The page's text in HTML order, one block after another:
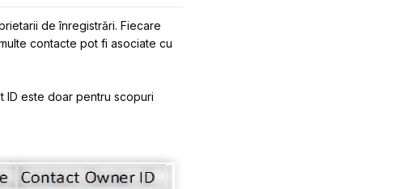
de înregistrări. Fiecare
contacte pot fi asociate cu
ID este doar pentru scopuri